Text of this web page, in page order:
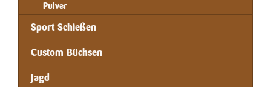
Pulver
Sport Schießen
Custom Büchsen
Jagd